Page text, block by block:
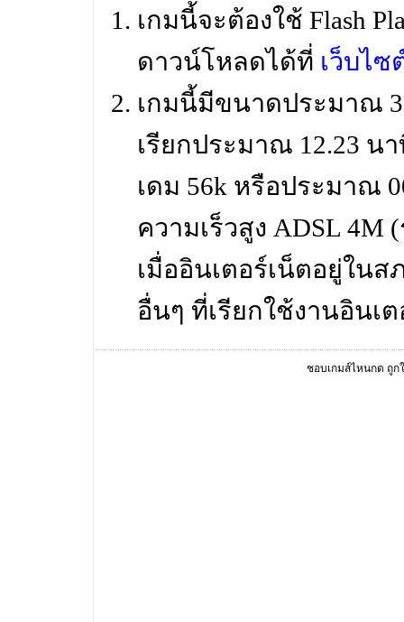
เกมนี้จะต้องใช้ Flash
ดาวน์โหลดได้ที่ เว็บไซ
เกมนี้มีขนาดประมาณ
เรียกประมาณ 12.23 น
เดม 56k หรือประมาณ
ความเร็วสูง ADSL 4M
เมื่ออินเตอร์เน็ตอยู่ใน
อื่นๆ ที่เรียกใช้งานอินเต
ชอบเกมส์ไหนกด ถูก